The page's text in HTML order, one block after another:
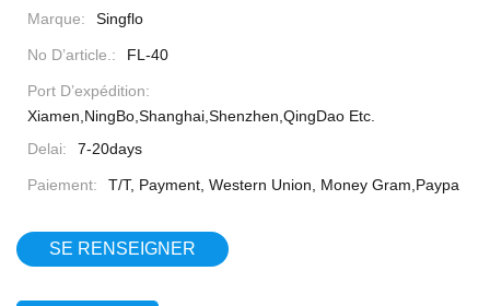
Marque: Singflo
No D’article.: FL-40
Port D’expédition:
Xiamen,NingBo,Shanghai,Shenzhen,QingDao Etc.
Delai:
7-20days
Paiement: T/T, Payment, Western Union, Money Gram,Paypa
SE RENSEIGNER